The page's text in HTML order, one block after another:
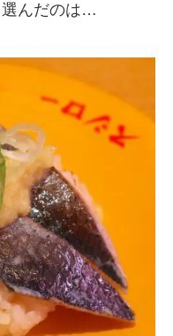
選んだのは…